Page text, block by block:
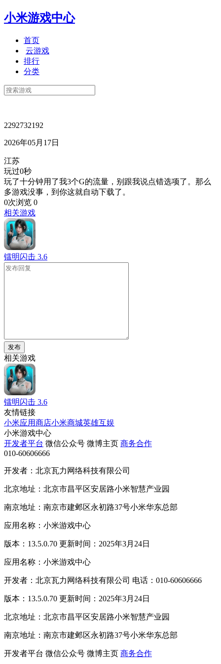
小米游戏中心
首页
云游戏
排行
分类
2292732192
2026年05月17日
江苏
玩过0秒
玩了十分钟用了我3个G的流量，别跟我说点错选项了。那么
多游戏没事，到你这就自动下载了。
0次浏览 0
相关游戏
镭明闪击 3.6
发布
相关游戏
镭明闪击 3.6
友情链接
小米应用商店小米商城英雄互娱
小米游戏中心
开发者平台 微信公众号 微博主页 商务合作
010-60606666
开发者：北京瓦力网络科技有限公司
北京地址：北京市昌平区安居路小米智慧产业园
南京地址：南京市建邺区永初路37号小米华东总部
应用名称：小米游戏中心
版本：13.5.0.70 更新时间：2025年3月24日
应用名称：小米游戏中心
开发者：北京瓦力网络科技有限公司 电话：010-60606666
版本：13.5.0.70 更新时间：2025年3月24日
北京地址：北京市昌平区安居路小米智慧产业园
南京地址：南京市建邺区永初路37号小米华东总部
开发者平台 微信公众号 微博主页 商务合作